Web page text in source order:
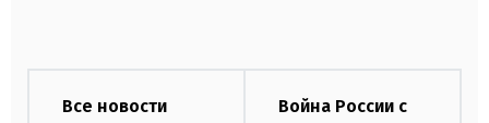
Все новости
Война России с